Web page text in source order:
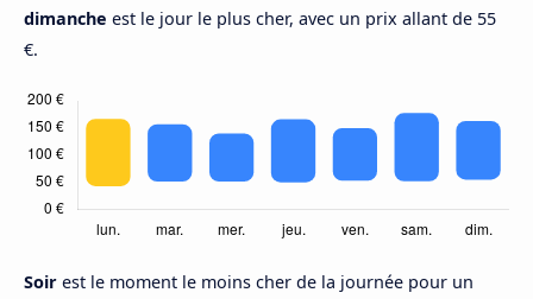
dimanche est le jour le plus cher, avec un prix allant de 55
€.
Soir est le moment le moins cher de la journée pour un